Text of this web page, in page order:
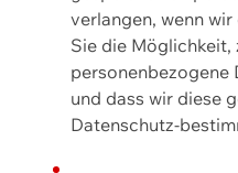
verlangen, wenn
Sie die Möglichkeit,
personenbezogene
und dass wir diese
Datenschutz-